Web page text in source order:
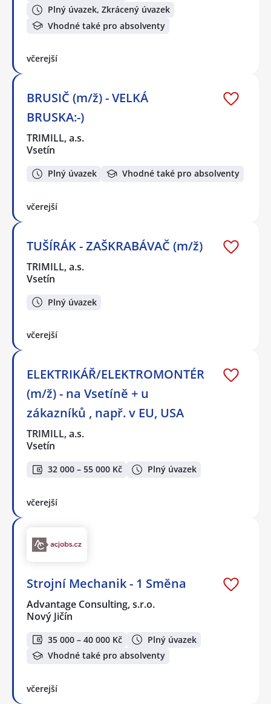
Plný úvazek, Zkrácený úvazek
Vhodné také pro absolventy
včerejší
BRUSIČ (m/ž) - VELKÁ
BRUSKA:-)
TRIMILL, a.s.
Vsetín
Plný úvazek Vhodné také pro absolventy
včerejší
TUŠÍRÁK - ZAŠKRABÁVAČ (m/ž)
TRIMILL, a.s.
Vsetín
Plný úvazek
včerejší
ELEKTRIKÁŘ/ELEKTROMONTÉR
(m/ž) - na Vsetíně + u
zákazníků , např. v EU, USA
TRIMILL, a.s.
Vsetín
32 000 – 55 000 Kč Plný úvazek
včerejší
Strojní Mechanik - 1 Směna
Advantage Consulting, s.r.o.
Nový Jičín
35 000 – 40 000 Kč
Plný úvazek
Vhodné také pro absolventy
včerejší